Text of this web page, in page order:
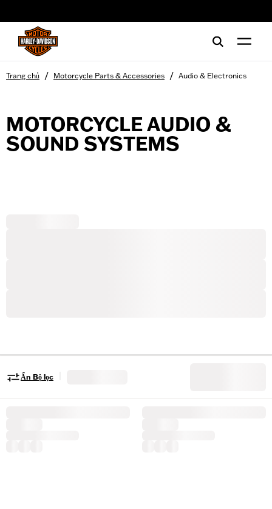
Trang chủ / Motorcycle Parts & Accessories / Audio & Electronics
MOTORCYCLE AUDIO &
SOUND SYSTEMS
Ẩn Bộ lọc